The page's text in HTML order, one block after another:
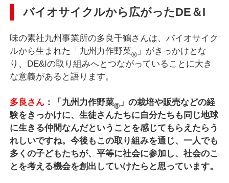
バイオサイクルから広がったDE＆I
味の素社九州事業所の多良千鶴さんは、バイオサイク
ルから生まれた「九州力作野菜® 」がきっかけとな
り、DE&Iの取り組みへとつながっていることに大き
な意義があると語ります。
多良さん ：「九州力作野菜® 」の栽培や販売などの経
験をきっかけに、生徒さんたちに自分たちも同じ地球
に生きる仲間なんだということを感じてもらえたらう
れしいですね。今後もこの取り組みを通じ、一人でも
多くの子どもたちが、平等に社会に参加し、社会のこ
とを考える機会を創出していけたらと思っています。